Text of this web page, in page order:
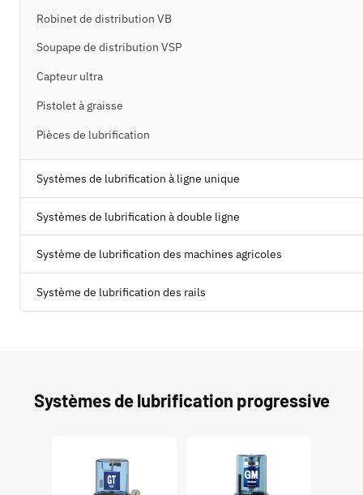
Robinet de distribution VB
Soupape de distribution VSP
Capteur ultra
Pistolet à graisse
Pièces de lubrification
Systèmes de lubrification à ligne unique
Systèmes de lubrification à double ligne
Système de lubrification des machines agricoles
Système de lubrification des rails
Systèmes de lubrification progressive